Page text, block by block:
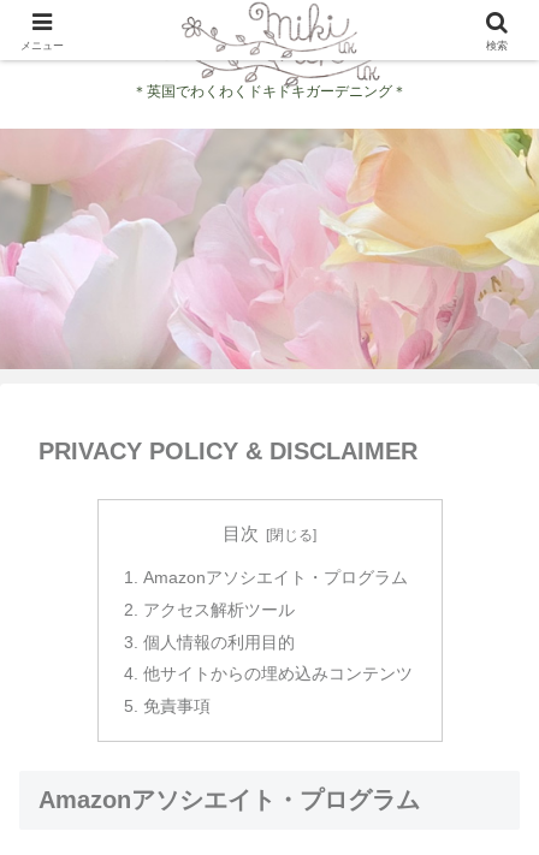
＊英国でわくわくドキドキガーデニング＊
PRIVACY POLICY & DISCLAIMER
目次
Amazonアソシエイト・プログラム
アクセス解析ツール
個人情報の利用目的
他サイトからの埋め込みコンテンツ
免責事項
Amazonアソシエイト・プログラム
メニュー 検索